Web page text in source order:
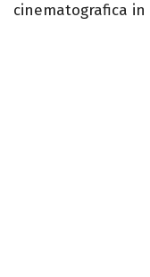
cinematografica in